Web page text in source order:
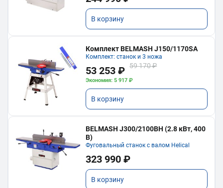
В корзину
Комплект BELMASH J150/1170SA
Комплект: станок и 3 ножа
53 253 ₽ 59 170 ₽
Экономия: 5 917 ₽
В корзину
BELMASH J300/2100ВH (2.8 кВт, 400
В)
Фуговальный станок с валом Helical
323 990 ₽
В корзину